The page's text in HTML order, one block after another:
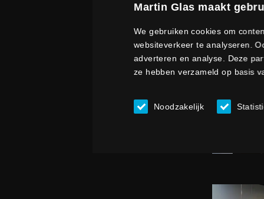
Martin Glas maakt
We gebruiken cookies om
websiteverkeer te analyseren.
adverteren en analyse. Deze
ze hebben verzameld op basis
Noodzakelijk